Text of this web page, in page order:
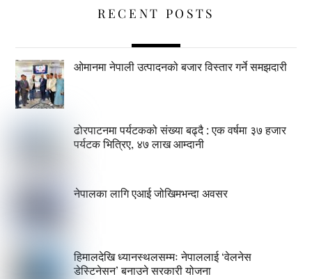
RECENT POSTS
ओमानमा नेपाली उत्पादनको बजार विस्तार गर्ने समझदारी
ढोरपाटनमा पर्यटकको संख्या बढ्दै : एक वर्षमा ३७ हजार
पर्यटक भित्रिए, ४७ लाख आम्दानी
नेपालका लागि एआई जोखिमभन्दा अवसर
हिमालदेखि ध्यानस्थलसम्मः नेपाललाई ‘वेलनेस
डेस्टिनेसन’ बनाउने सरकारी योजना